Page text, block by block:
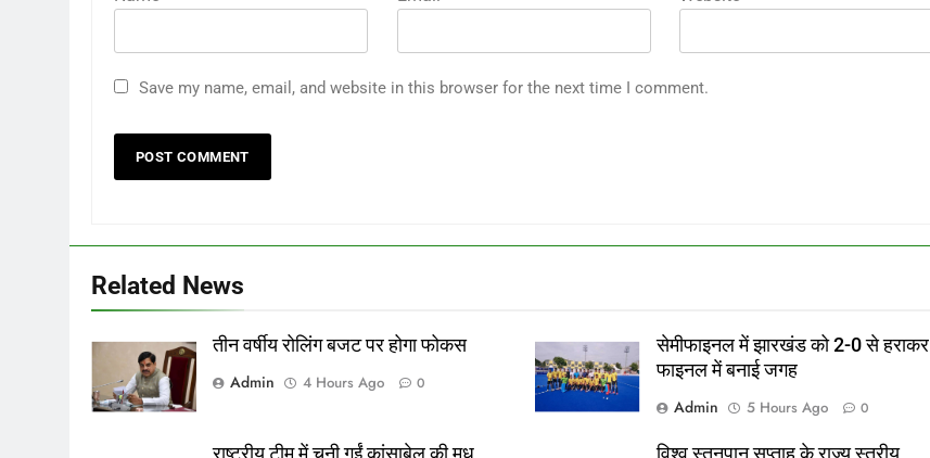
Save my name, email, and website in this browser for the next time I comment.
Related News
तीन वर्षीय रोलिंग बजट पर होगा फोकस
Admin
4 Hours Ago 0
सेमीफाइनल में झारखंड को 2-0 से हराकर
फाइनल में बनाई जगह
Admin
5 Hours Ago 0